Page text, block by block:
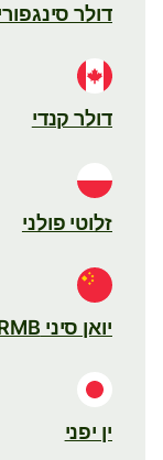
דולר סינגפורי
דולר קנדי
זלוטי פולני
יואן סיני RMB
ין יפני